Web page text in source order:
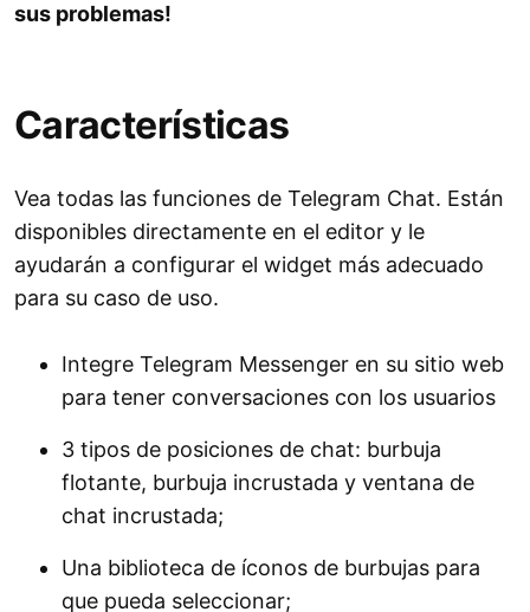
sus problemas!
Características
Vea todas las funciones de Telegram Chat. Están
disponibles directamente en el editor y le
ayudarán a configurar el widget más adecuado
para su caso de uso.
Integre Telegram Messenger en su sitio web
para tener conversaciones con los usuarios
3 tipos de posiciones de chat: burbuja
flotante, burbuja incrustada y ventana de
chat incrustada;
Una biblioteca de íconos de burbujas para
que pueda seleccionar;